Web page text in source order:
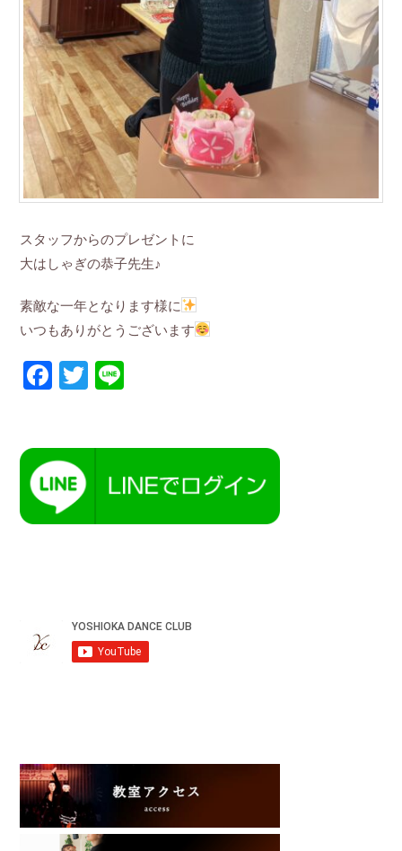
スタッフからのプレゼントに
大はしゃぎの恭子先生♪
素敵な一年となります様に
いつもありがとうございます
Facebook
Twitter